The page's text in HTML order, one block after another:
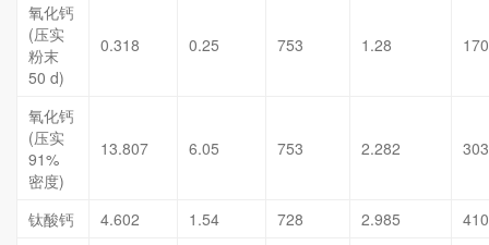
氧化钙
(压实
粉末
50 d)
0.318 0.25 753 1.28
氧化钙
(压实
91%
密度)
13.807 6.05 753 2.282
钛酸钙 4.602 1.54 728 2.985